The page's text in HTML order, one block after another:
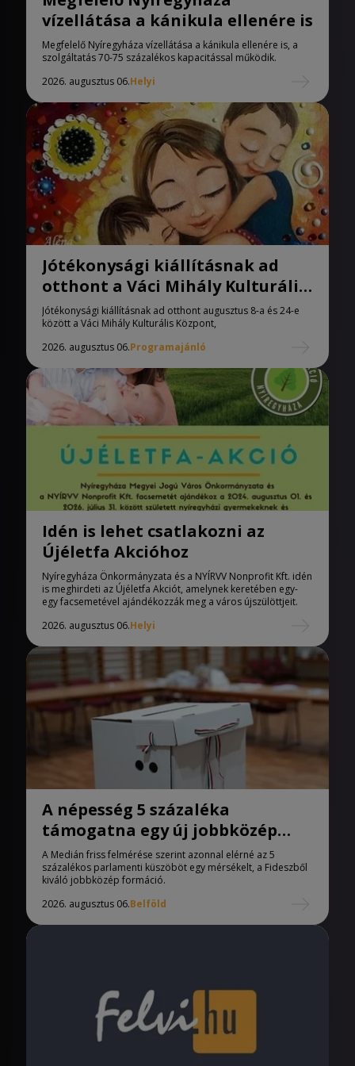
vízellátása a kánikula ellenére is
Megfelelő Nyíregyháza vízellátása a kánikula ellenére is, a
szolgáltatás 70-75 százalékos kapacitással működik.
2026. augusztus 06.Helyi
Jótékonysági kiállításnak ad
otthont a Váci Mihály Kulturális
Központ
Jótékonysági kiállításnak ad otthont augusztus 8-a és 24-e
között a Váci Mihály Kulturális Központ,
2026. augusztus 06.Programajánló
Idén is lehet csatlakozni az
Újéletfa Akcióhoz
Nyíregyháza Önkormányzata és a NYÍRVV Nonprofit Kft. idén
is meghirdeti az Újéletfa Akciót, amelynek keretében egy-
egy facsemetével ajándékozzák meg a város újszülöttjeit.
2026. augusztus 06.Helyi
A népesség 5 százaléka
támogatna egy új jobbközép
pártot
A Medián friss felmérése szerint azonnal elérné az 5
százalékos parlamenti küszöböt egy mérsékelt, a Fideszből
kiváló jobbközép formáció.
2026. augusztus 06.Belföld